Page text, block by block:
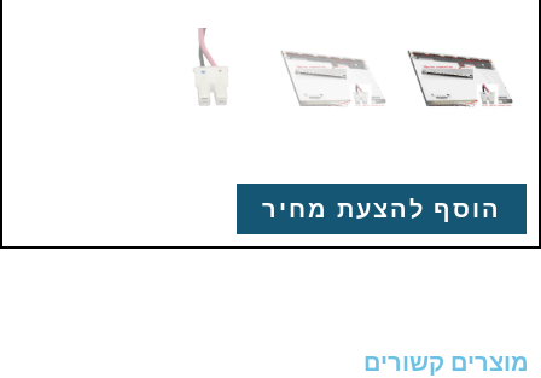
הוסף להצעת מחיר
מוצרים קשורים